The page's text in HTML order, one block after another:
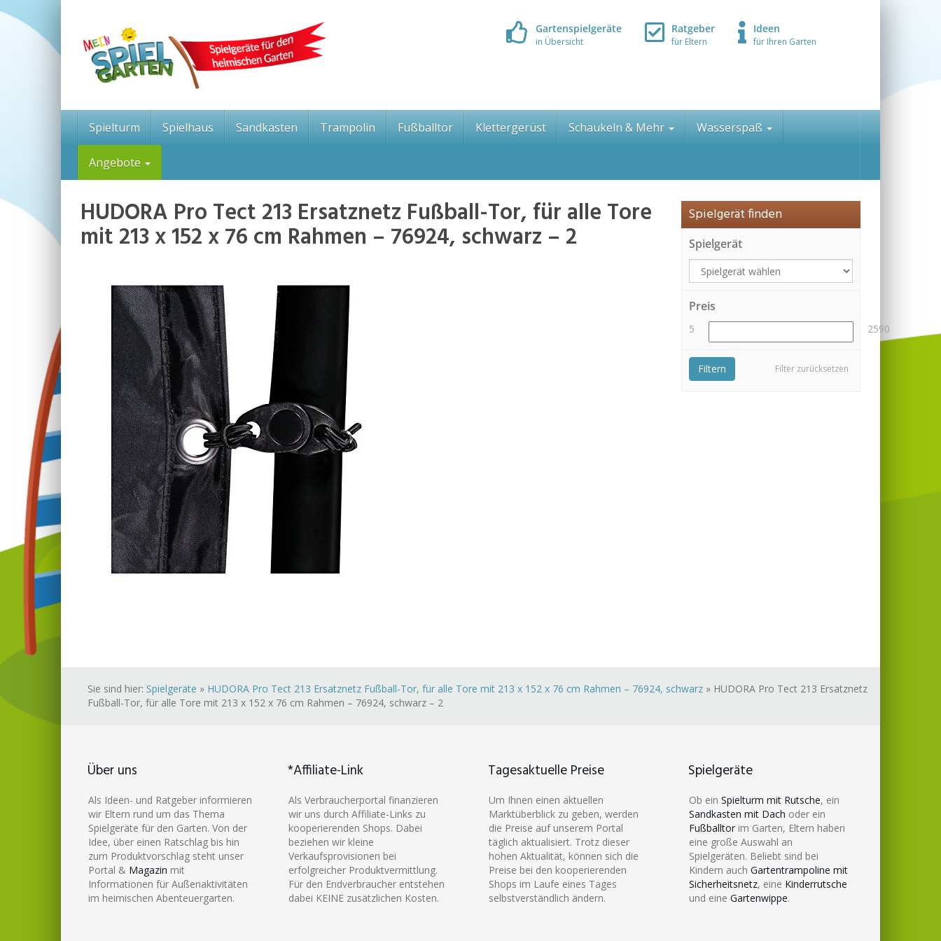
Skip
Gartenspielgeräte
in Übersicht
Ratgeber
für Eltern
Ideen
für Ihren Garten
Spielturm Spielhaus Sandkasten Trampolin Fußballtor Klettergerüst Schaukeln & Mehr Wasserspaß
Angebote
HUDORA Pro Tect 213 Ersatznetz Fußball-Tor, für alle Tore
mit 213 x 152 x 76 cm Rahmen – 76924, schwarz – 2
Spielgerät finden
Spielgerät
Preis
5 2590
Filter zurücksetzen
Filtern
Sie sind hier: Spielgeräte » HUDORA Pro Tect 213 Ersatznetz Fußball-Tor, für alle Tore mit 213 x 152 x 76 cm Rahmen – 76924, schwarz » HUDORA Pro Tect 213 Ersatznetz
Fußball-Tor, für alle Tore mit 213 x 152 x 76 cm Rahmen – 76924, schwarz – 2
Über uns
Als Ideen- und Ratgeber informieren
wir Eltern rund um das Thema
Spielgeräte für den Garten. Von der
Idee, über einen Ratschlag bis hin
zum Produktvorschlag steht unser
Portal & Magazin mit
Informationen für Außenaktivitäten
im heimischen Abenteuergarten.
*Affiliate-Link
Als Verbraucherportal finanzieren
wir uns durch Affiliate-Links zu
kooperierenden Shops. Dabei
beziehen wir kleine
Verkaufsprovisionen bei
erfolgreicher Produktvermittlung.
Für den Endverbraucher entstehen
dabei KEINE zusätzlichen Kosten.
Tagesaktuelle Preise
Um Ihnen einen aktuellen
Marktüberblick zu geben, werden
die Preise auf unserem Portal
täglich aktualisiert. Trotz dieser
hohen Aktualität, können sich die
Preise bei den kooperierenden
Shops im Laufe eines Tages
selbstverständlich ändern.
Spielgeräte
Ob ein Spielturm mit Rutsche, ein
Sandkasten mit Dach oder ein
Fußballtor im Garten, Eltern haben
eine große Auswahl an
Spielgeräten. Beliebt sind bei
Kindern auch Gartentrampoline mit
Sicherheitsnetz, eine Kinderrutsche
und eine Gartenwippe.